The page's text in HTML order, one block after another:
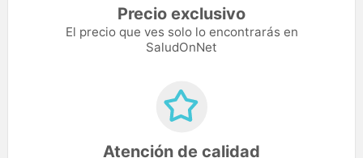
Precio exclusivo
El precio que ves solo lo encontrarás en
SaludOnNet
Atención de calidad